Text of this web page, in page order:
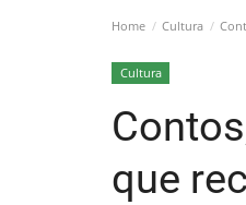
Home Cultura
Cultura
que